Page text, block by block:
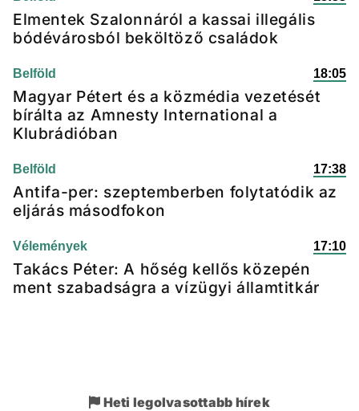
Elmentek Szalonnáról a kassai illegális
bódévárosból beköltöző családok
Belföld 18:05
Magyar Pétert és a közmédia vezetését
bírálta az Amnesty International a
Klubrádióban
Belföld 17:38
Antifa-per: szeptemberben folytatódik az
eljárás másodfokon
Vélemények 17:10
Takács Péter: A hőség kellős közepén
ment szabadságra a vízügyi államtitkár
Heti legolvasottabb hírek